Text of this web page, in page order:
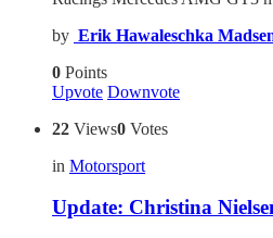
by Erik Hawaleschka
0 Points
Upvote Downvote
22 Views0 Votes
in Motorsport
Update: Christina